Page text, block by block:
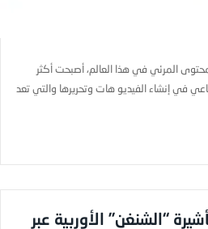
المرئي في هذا العالم، أصبحت أكثر
في إنشاء الفيديو هات وتحريرها والتي تعد
“الشنغن” الأوربية عبر